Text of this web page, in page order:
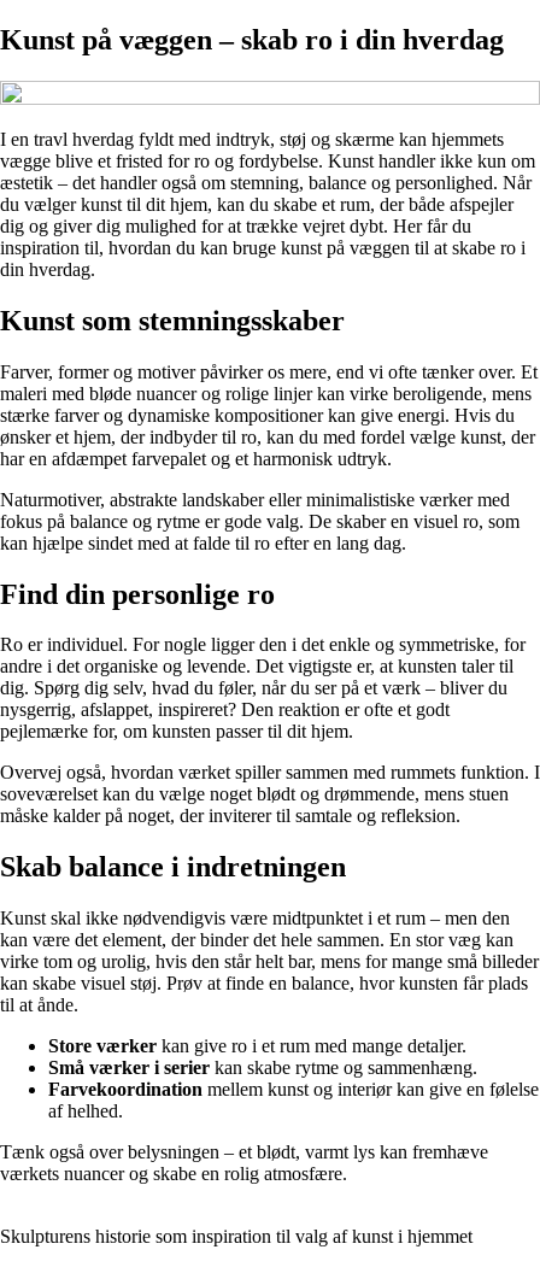
Kunst på væggen – skab ro i din hverdag
I en travl hverdag fyldt med indtryk, støj og skærme kan hjemmets
vægge blive et fristed for ro og fordybelse. Kunst handler ikke kun om
æstetik – det handler også om stemning, balance og personlighed. Når
du vælger kunst til dit hjem, kan du skabe et rum, der både afspejler
dig og giver dig mulighed for at trække vejret dybt. Her får du
inspiration til, hvordan du kan bruge kunst på væggen til at skabe ro i
din hverdag.
Kunst som stemningsskaber
Farver, former og motiver påvirker os mere, end vi ofte tænker over. Et
maleri med bløde nuancer og rolige linjer kan virke beroligende, mens
stærke farver og dynamiske kompositioner kan give energi. Hvis du
ønsker et hjem, der indbyder til ro, kan du med fordel vælge kunst, der
har en afdæmpet farvepalet og et harmonisk udtryk.
Naturmotiver, abstrakte landskaber eller minimalistiske værker med
fokus på balance og rytme er gode valg. De skaber en visuel ro, som
kan hjælpe sindet med at falde til ro efter en lang dag.
Find din personlige ro
Ro er individuel. For nogle ligger den i det enkle og symmetriske, for
andre i det organiske og levende. Det vigtigste er, at kunsten taler til
dig. Spørg dig selv, hvad du føler, når du ser på et værk – bliver du
nysgerrig, afslappet, inspireret? Den reaktion er ofte et godt
pejlemærke for, om kunsten passer til dit hjem.
Overvej også, hvordan værket spiller sammen med rummets funktion. I
soveværelset kan du vælge noget blødt og drømmende, mens stuen
måske kalder på noget, der inviterer til samtale og refleksion.
Skab balance i indretningen
Kunst skal ikke nødvendigvis være midtpunktet i et rum – men den
kan være det element, der binder det hele sammen. En stor væg kan
virke tom og urolig, hvis den står helt bar, mens for mange små billeder
kan skabe visuel støj. Prøv at finde en balance, hvor kunsten får plads
til at ånde.
Store værker kan give ro i et rum med mange detaljer.
Små værker i serier kan skabe rytme og sammenhæng.
Farvekoordination mellem kunst og interiør kan give en følelse
af helhed.
Tænk også over belysningen – et blødt, varmt lys kan fremhæve
værkets nuancer og skabe en rolig atmosfære.
Skulpturens historie som inspiration til valg af kunst i hjemmet